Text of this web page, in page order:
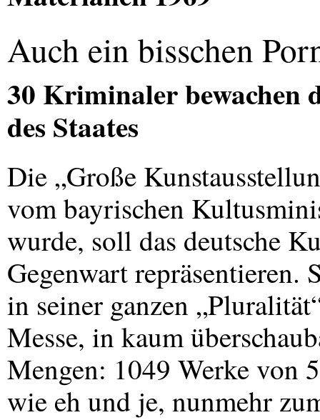
Auch ein bisschen
30 Kriminaler bewachen
des Staates
Die „Große
vom bayrischen
wurde, soll das deutsche
Gegenwart repräsentieren.
in seiner ganzen
Messe, in kaum
Mengen: 1049 Werke von
wie eh und je, nunmehr